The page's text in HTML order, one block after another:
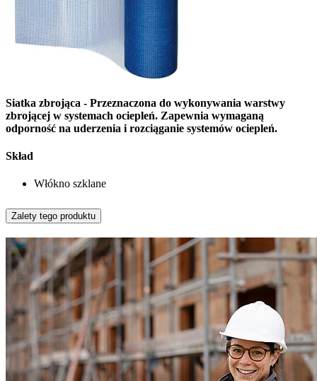
Siatka zbrojąca - Przeznaczona do wykonywania warstwy
zbrojącej w systemach ociepleń. Zapewnia wymaganą
odporność na uderzenia i rozciąganie systemów ociepleń.
Skład
Włókno szklane
Zalety tego produktu